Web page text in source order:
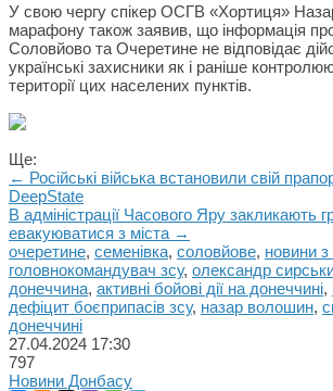
У свою чергу спікер ОСГВ «Хортиця»
марафону також заявив, що інформація
Соловйово та Очеретине не відповідає
українські захисники як і раніше
території цих населених пунктів.
Ще:
← Російські війська встановили свій
DeepState
В адміністрації Часового Яру закликають
евакуюватися з міста →
очеретине, семенівка, соловйове, новини
головнокомандувач зсу, олександр
донеччина, активні бойові дії на донеччині,
дефіцит боєприпасів зсу, назар волошин,
донеччині
27.04.2024 17:30
797
Новини Донбасу